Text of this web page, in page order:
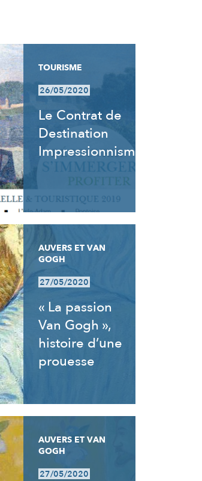
TOURISME
26/05/2020
Le Contrat de
Destination
Impressionnisme
AUVERS ET VAN
GOGH
27/05/2020
« La passion
Van Gogh »,
histoire d’une
prouesse
AUVERS ET VAN
GOGH
27/05/2020